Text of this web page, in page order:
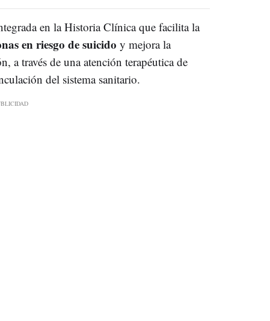
en la Historia Clínica que facilita la
en riesgo de suicido y mejora la
a través de una atención terapéutica de
del sistema sanitario.